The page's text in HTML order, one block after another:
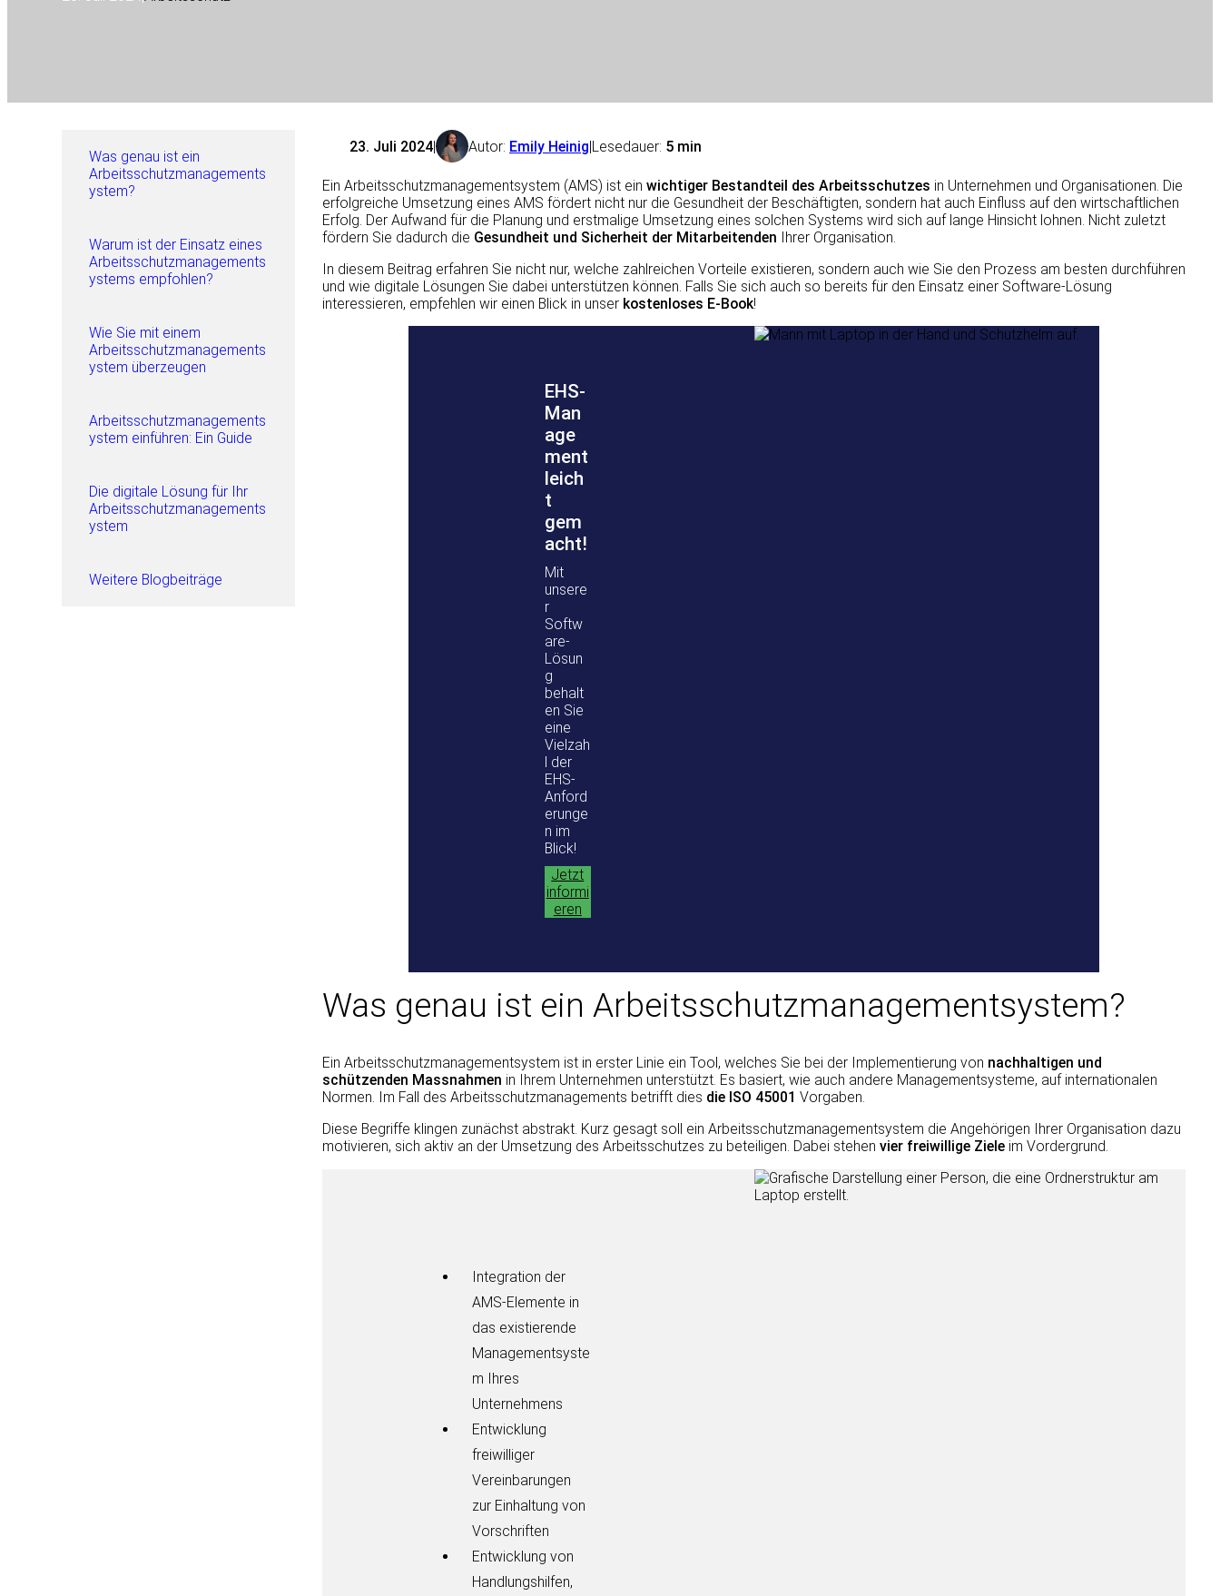
Was genau ist ein
Arbeitsschutzmanagements
ystem?
Warum ist der Einsatz eines
Arbeitsschutzmanagements
ystems empfohlen?
Wie Sie mit einem
Arbeitsschutzmanagements
ystem überzeugen
Arbeitsschutzmanagements
ystem einführen: Ein Guide
Die digitale Lösung für Ihr
Arbeitsschutzmanagements
ystem
Weitere Blogbeiträge
23. Juli 2024| Autor: Emily Heinig|Lesedauer: 5 min
Ein Arbeitsschutzmanagementsystem (AMS) ist ein wichtiger Bestandteil des Arbeitsschutzes in Unternehmen und Organisationen. Die
erfolgreiche Umsetzung eines AMS fördert nicht nur die Gesundheit der Beschäftigten, sondern hat auch Einfluss auf den wirtschaftlichen
Erfolg. Der Aufwand für die Planung und erstmalige Umsetzung eines solchen Systems wird sich auf lange Hinsicht lohnen. Nicht zuletzt
fördern Sie dadurch die Gesundheit und Sicherheit der Mitarbeitenden Ihrer Organisation.
In diesem Beitrag erfahren Sie nicht nur, welche zahlreichen Vorteile existieren, sondern auch wie Sie den Prozess am besten durchführen
und wie digitale Lösungen Sie dabei unterstützen können. Falls Sie sich auch so bereits für den Einsatz einer Software-Lösung
interessieren, empfehlen wir einen Blick in unser kostenloses E-Book!
EHS-
Man
age
ment
leich
t
gem
acht!
Mit
unsere
r
Softw
are-
Lösun
g
behalt
en Sie
eine
Vielzah
l der
EHS-
Anford
erunge
n im
Blick!
Jetzt
informi
eren
Was genau ist ein Arbeitsschutzmanagementsystem?
Ein Arbeitsschutzmanagementsystem ist in erster Linie ein Tool, welches Sie bei der Implementierung von nachhaltigen und
schützenden Massnahmen in Ihrem Unternehmen unterstützt. Es basiert, wie auch andere Managementsysteme, auf internationalen
Normen. Im Fall des Arbeitsschutzmanagements betrifft dies die ISO 45001 Vorgaben.
Diese Begriffe klingen zunächst abstrakt. Kurz gesagt soll ein Arbeitsschutzmanagementsystem die Angehörigen Ihrer Organisation dazu
motivieren, sich aktiv an der Umsetzung des Arbeitsschutzes zu beteiligen. Dabei stehen vier freiwillige Ziele im Vordergrund.
Integration der
AMS-Elemente in
das existierende
Managementsyste
m Ihres
Unternehmens
Entwicklung
freiwilliger
Vereinbarungen
zur Einhaltung von
Vorschriften
Entwicklung von
Handlungshilfen,